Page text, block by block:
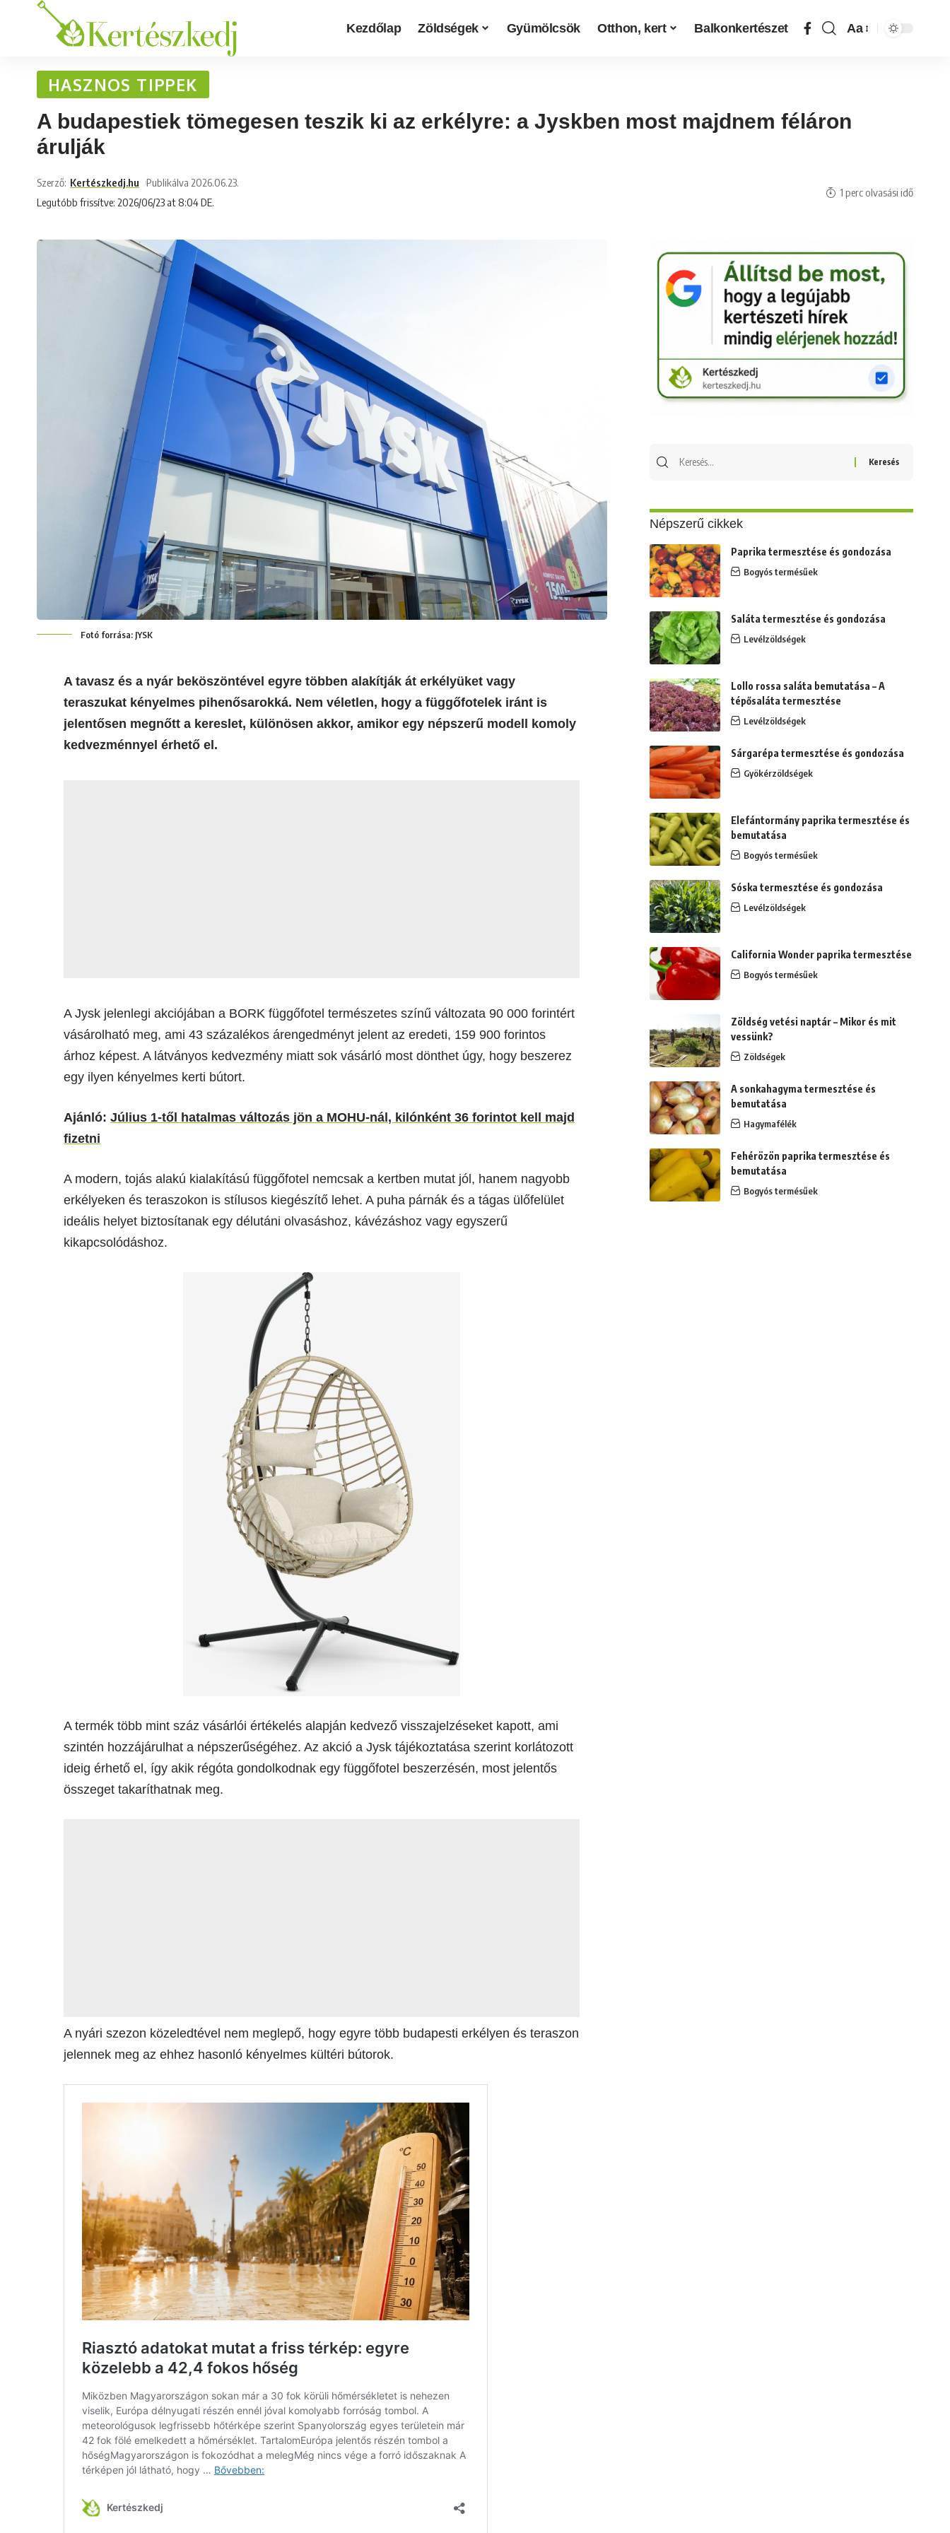
Kezdőlap Zöldségek Gyümölcsök Otthon, kert Balkonkertészet Aa
HASZNOS TIPPEK
A budapestiek tömegesen teszik ki az erkélyre: a Jyskben most majdnem féláron
árulják
Legutóbb frissítve: 2026/06/23 at 8:04 DE.
Szerző: Kertészkedj.hu Publikálva 2026.06.23.
1 perc olvasási idő
Fotó forrása: JYSK
A tavasz és a nyár beköszöntével egyre többen alakítják át erkélyüket vagy
teraszukat kényelmes pihenősarokká. Nem véletlen, hogy a függőfotelek iránt is
jelentősen megnőtt a kereslet, különösen akkor, amikor egy népszerű modell komoly
kedvezménnyel érhető el.
A Jysk jelenlegi akciójában a BORK függőfotel természetes színű változata 90 000 forintért
vásárolható meg, ami 43 százalékos árengedményt jelent az eredeti, 159 900 forintos
árhoz képest. A látványos kedvezmény miatt sok vásárló most dönthet úgy, hogy beszerez
egy ilyen kényelmes kerti bútort.
Ajánló:Július 1-től hatalmas változás jön a MOHU-nál, kilónként 36 forintot kell majd
fizetni
A modern, tojás alakú kialakítású függőfotel nemcsak a kertben mutat jól, hanem nagyobb
erkélyeken és teraszokon is stílusos kiegészítő lehet. A puha párnák és a tágas ülőfelület
ideális helyet biztosítanak egy délutáni olvasáshoz, kávézáshoz vagy egyszerű
kikapcsolódáshoz.
A termék több mint száz vásárlói értékelés alapján kedvező visszajelzéseket kapott, ami
szintén hozzájárulhat a népszerűségéhez. Az akció a Jysk tájékoztatása szerint korlátozott
ideig érhető el, így akik régóta gondolkodnak egy függőfotel beszerzésén, most jelentős
összeget takaríthatnak meg.
A nyári szezon közeledtével nem meglepő, hogy egyre több budapesti erkélyen és teraszon
jelennek meg az ehhez hasonló kényelmes kültéri bútorok.
Népszerű cikkek
Paprika termesztése és gondozása
Bogyós termésűek
Saláta termesztése és gondozása
Levélzöldségek
Lollo rossa saláta bemutatása – A
tépősaláta termesztése
Levélzöldségek
Sárgarépa termesztése és gondozása
Gyökérzöldségek
Elefántormány paprika termesztése és
bemutatása
Bogyós termésűek
Sóska termesztése és gondozása
Levélzöldségek
California Wonder paprika termesztése
Bogyós termésűek
Zöldség vetési naptár – Mikor és mit
vessünk?
Zöldségek
A sonkahagyma termesztése és
bemutatása
Hagymafélék
Fehérözön paprika termesztése és
bemutatása
Bogyós termésűek